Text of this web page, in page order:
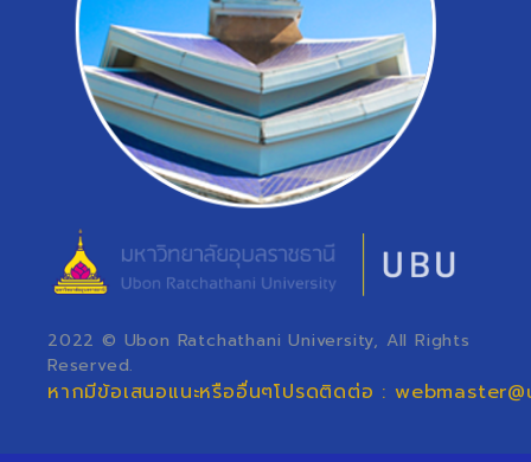
2022 © Ubon Ratchathani University, All Rights
Reserved.
หากมีข้อเสนอแนะหรืออื่นๆโปรดติดต่อ :